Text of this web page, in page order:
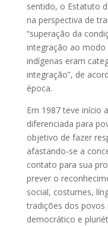
sentido, o Estatuto
na perspectiva de
“superação da
integração ao modo
indígenas eram
integração”, de
época.
Em 1987 teve início
diferenciada para
objetivo de fazer
afastando-se a
contato para sua
prever o
social, costumes,
tradições dos povos
democrático e